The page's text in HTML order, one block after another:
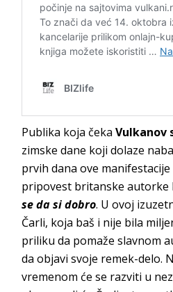
Publika koja čekaVulkanov
zimske dane koji dolaze
prvih dana ove
pripovest britanske autorke
se da si dobro. U ovoj
Čarli, koja baš i nije bila
priliku da pomaže slavnom
da objavi svoje remek-delo.
vremenom će se razviti u